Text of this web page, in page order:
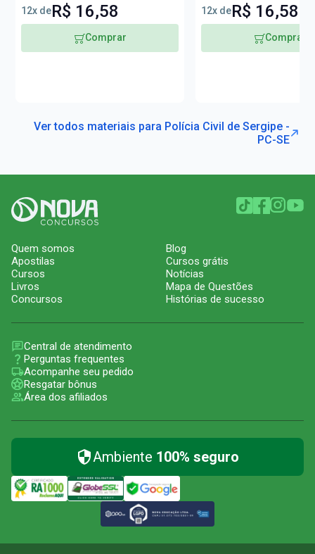
12x deR$ 16,58
Comprar
12x deR$ 16,58
Comprar
Ver todos materiais para Polícia Civil de Sergipe -
PC-SE
Quem somos
Apostilas
Cursos
Livros
Concursos
Blog
Cursos grátis
Notícias
Mapa de Questões
Histórias de sucesso
Central de atendimento
Perguntas frequentes
Acompanhe seu pedido
Resgatar bônus
Área dos afiliados
Ambiente 100% seguro